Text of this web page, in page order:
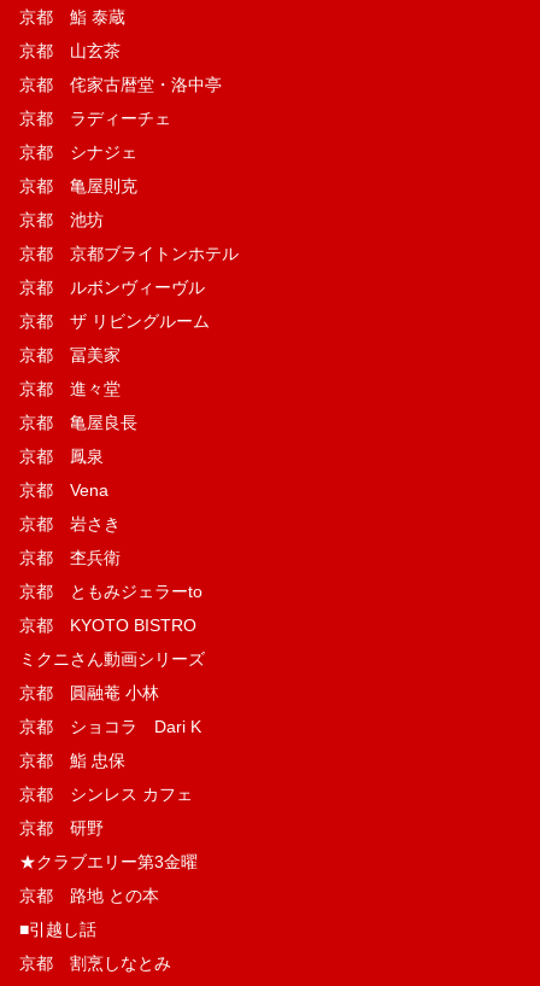
京都 鮨 泰蔵
京都 山玄茶
京都 侘家古暦堂・洛中亭
京都 ラディーチェ
京都 シナジェ
京都 亀屋則克
京都 池坊
京都 京都ブライトンホテル
京都 ルボンヴィーヴル
京都 ザ リビングルーム
京都 冨美家
京都 進々堂
京都 亀屋良長
京都 鳳泉
京都 Vena
京都 岩さき
京都 杢兵衛
京都 ともみジェラーto
京都 KYOTO BISTRO
ミクニさん動画シリーズ
京都 圓融菴 小林
京都 ショコラ Dari K
京都 鮨 忠保
京都 シンレス カフェ
京都 研野
★クラブエリー第3金曜
京都 路地 との本
■引越し話
京都 割烹しなとみ